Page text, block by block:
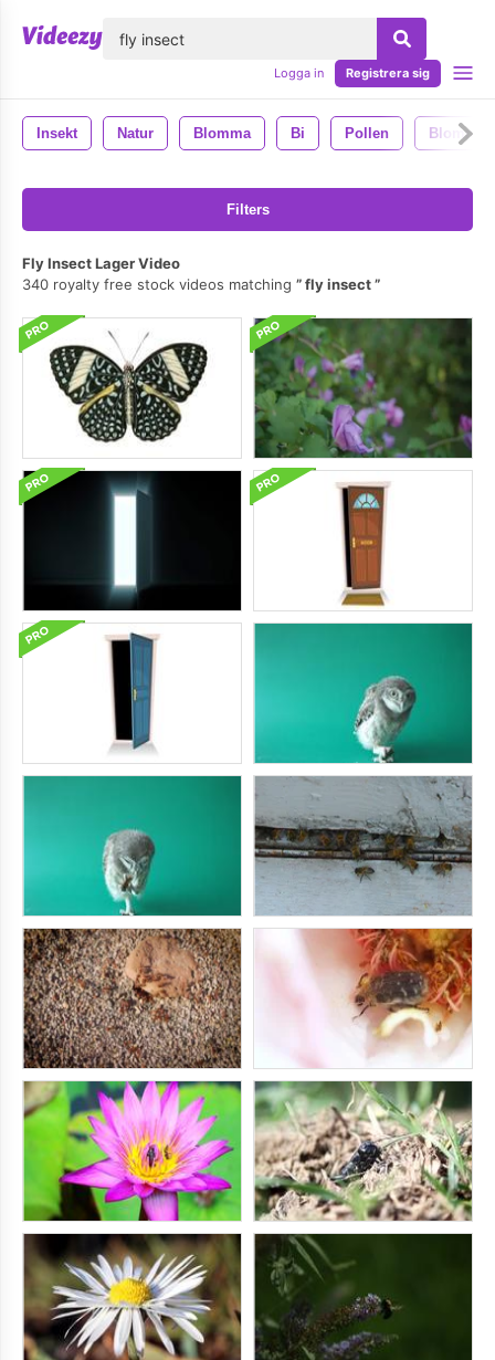
Logga in Registrera sig
Insekt Natur Blomma Bi Pollen Blommor
Filters
Fly Insect Lager Video
340 royalty free stock videos matching
fly insect